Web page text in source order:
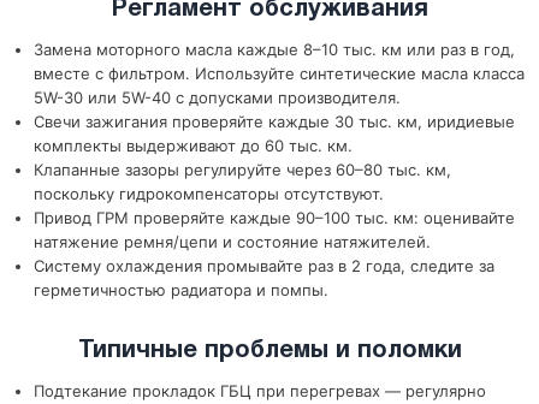
Регламент обслуживания
Замена моторного масла каждые 8–10 тыс. км или раз в год,
вместе с фильтром. Используйте синтетические масла класса
5W-30 или 5W-40 с допусками производителя.
Свечи зажигания проверяйте каждые 30 тыс. км, иридиевые
комплекты выдерживают до 60 тыс. км.
Клапанные зазоры регулируйте через 60–80 тыс. км,
поскольку гидрокомпенсаторы отсутствуют.
Привод ГРМ проверяйте каждые 90–100 тыс. км: оценивайте
натяжение ремня/цепи и состояние натяжителей.
Систему охлаждения промывайте раз в 2 года, следите за
герметичностью радиатора и помпы.
Типичные проблемы и поломки
Подтекание прокладок ГБЦ при перегревах — регулярно